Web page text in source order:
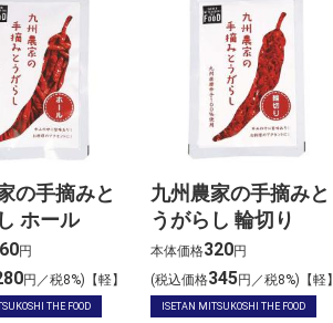
の手摘みと
ホール
円
円／税8%)【軽】
THE FOOD
九州農家の手摘みと
うがらし 輪切り
本体価格320円
(税込価格345円／税8%)【軽】
ISETAN MITSUKOSHI THE FOOD